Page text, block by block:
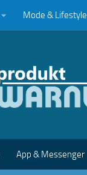
Mode & Lifestyle
App & Messenger